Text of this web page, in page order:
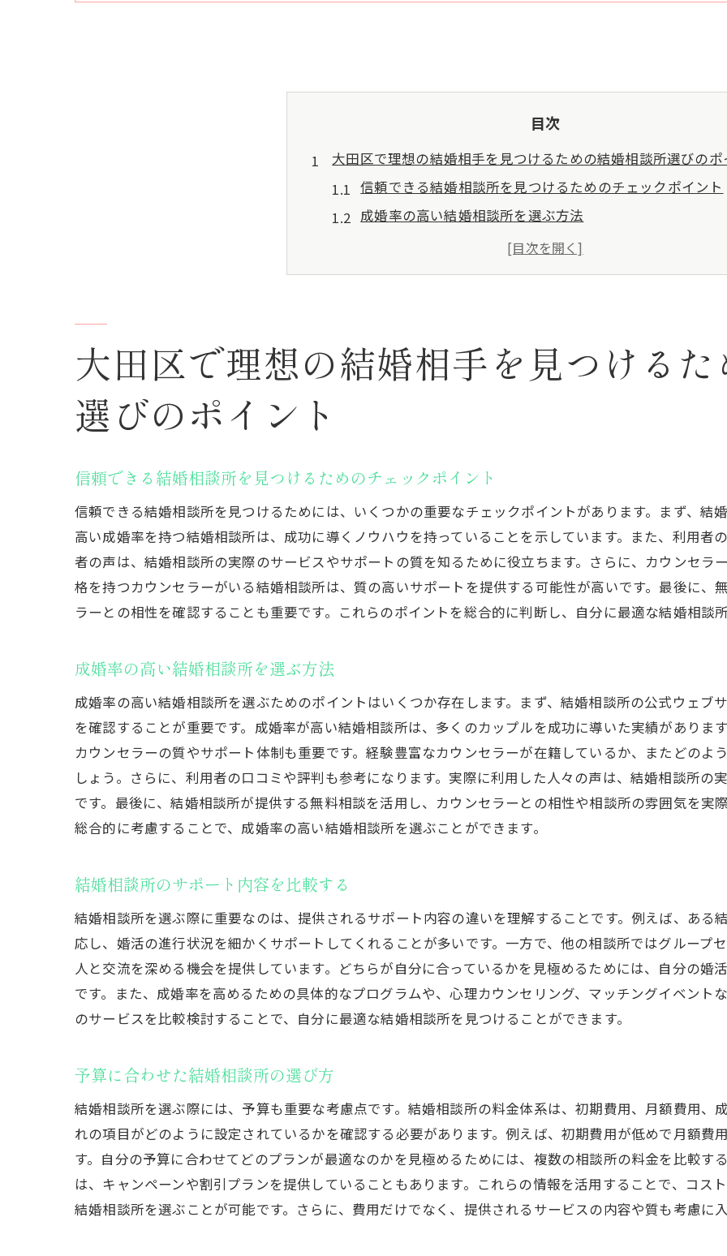
目次
大田区で理想の結婚相手を見つけるための結婚相談所選びのポ
信頼できる結婚相談所を見つけるためのチェックポイント
成婚率の高い結婚相談所を選ぶ方法
結婚相談所のサポート内容を比較する
予算に合わせた結婚相談所の選び方
結婚相談所の利用で理想の相手に出会うための大田区おすす
お見合いに最適な大田区のカフェ
趣味を通じた出会いが期待できる大田区のイベント
大田区の歴史的スポットでのデートプラン
大田区の結婚相談所が提供する個別サポートの魅力
初回カウンセリングの内容とは
プロのカウンセラーによるアドバイスの重要性
心理カウンセリングサービスの活用法
成婚後のフォローアップサービス
結婚相談所を活用して大田区で成婚率を高める方法
自分を磨くための自己啓発法
積極的にイベントに参加するメリット
カウンセラーとの定期的な面談の重要性
成婚までのスケジュール管理のコツ
大田区で結婚相談所を選ぶ際に注目すべきサービス内容
初回カウンセリングの無料サービス
マッチングシステムの導入状況
成婚後のアフターサポート
結婚相談所を通じて大田区で婚活を成功させる秘訣
前向きな姿勢を保つための心理的コツ
プロのアドバイスを活用する方法
大田区で理想の結婚相手を見つける
選びのポイント
信頼できる結婚相談所を見つけるためのチェックポイント
信頼できる結婚相談所を見つけるためには、いくつかの重要なチェックポイントがあります。まず、結
高い成婚率を持つ結婚相談所は、成功に導くノウハウを持っていることを示しています。また、利用者
者の声は、結婚相談所の実際のサービスやサポートの質を知るために役立ちます。さらに、カウンセラ
格を持つカウンセラーがいる結婚相談所は、質の高いサポートを提供する可能性が高いです。最後に、
ラーとの相性を確認することも重要です。これらのポイントを総合的に判断し、自分に最適な結婚相談
成婚率の高い結婚相談所を選ぶ方法
成婚率の高い結婚相談所を選ぶためのポイントはいくつか存在します。まず、結婚相談所の公式ウェブ
を確認することが重要です。成婚率が高い結婚相談所は、多くのカップルを成功に導いた実績がありま
カウンセラーの質やサポート体制も重要です。経験豊富なカウンセラーが在籍しているか、またどのよ
しょう。さらに、利用者の口コミや評判も参考になります。実際に利用した人々の声は、結婚相談所の
です。最後に、結婚相談所が提供する無料相談を活用し、カウンセラーとの相性や相談所の雰囲気を実
総合的に考慮することで、成婚率の高い結婚相談所を選ぶことができます。
結婚相談所のサポート内容を比較する
結婚相談所を選ぶ際に重要なのは、提供されるサポート内容の違いを理解することです。例えば、ある
応し、婚活の進行状況を細かくサポートしてくれることが多いです。一方で、他の相談所ではグループ
人と交流を深める機会を提供しています。どちらが自分に合っているかを見極めるためには、自分の婚
です。また、成婚率を高めるための具体的なプログラムや、心理カウンセリング、マッチングイベント
のサービスを比較検討することで、自分に最適な結婚相談所を見つけることができます。
予算に合わせた結婚相談所の選び方
結婚相談所を選ぶ際には、予算も重要な考慮点です。結婚相談所の料金体系は、初期費用、月額費用、
れの項目がどのように設定されているかを確認する必要があります。例えば、初期費用が低めで月額費
す。自分の予算に合わせてどのプランが最適なのかを見極めるためには、複数の相談所の料金を比較す
は、キャンペーンや割引プランを提供していることもあります。これらの情報を活用することで、コス
結婚相談所を選ぶことが可能です。さらに、費用だけでなく、提供されるサービスの内容や質も考慮に入